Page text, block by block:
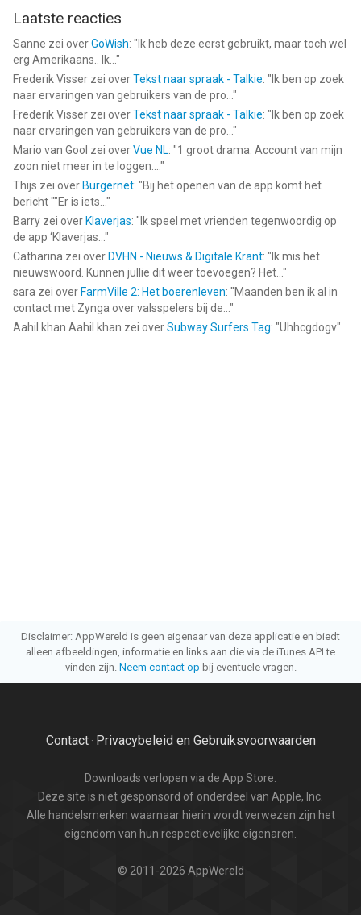
Laatste reacties
Sanne zei overGoWish: " Ik heb deze eerst gebruikt, maar toch wel
erg Amerikaans.. Ik... "
Frederik Visser zei overTekst naar spraak - Talkie: " Ik ben op zoek
naar ervaringen van gebruikers van de pro... "
Frederik Visser zei overTekst naar spraak - Talkie: " Ik ben op zoek
naar ervaringen van gebruikers van de pro... "
Mario van Gool zei overVue NL: "1 groot drama. Account van mijn
zoon niet meer in te loggen.... "
Thijs zei over Burgernet: "Bij het openen van de app komt het
bericht ""Er is iets... "
Barry zei over Klaverjas: " Ik speel met vrienden tegenwoordig op
de app ‘Klaverjas... "
Catharina zei over DVHN - Nieuws & Digitale Krant: " Ik mis het
nieuwswoord. Kunnen jullie dit weer toevoegen? Het... "
sara zei over FarmVille 2: Het boerenleven: "Maanden ben ik al in
contact met Zynga over valsspelers bij de... "
Aahil khan Aahil khan zei overSubway Surfers Tag: "Uhhcgdogv"
Disclaimer: AppWereld is geen eigenaar van deze applicatie en biedt
alleen afbeeldingen, informatie en links aan die via de iTunes API te
vinden zijn. Neem contact op bij eventuele vragen.
Contact· Privacybeleid en Gebruiksvoorwaarden
Downloads verlopen via de App Store.
Deze site is niet gesponsord of onderdeel van Apple, Inc.
Alle handelsmerken waarnaar hierin wordt verwezen zijn het
eigendom van hun respectievelijke eigenaren.
© 2011-2026 AppWereld